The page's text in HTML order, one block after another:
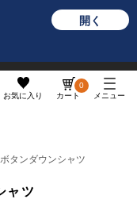
開く
お気に入り カート
0
メニュー
タンダウンシャツ
ャツ